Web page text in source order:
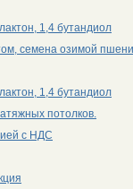
1,4 бутандиол
семена озимой
1,4 бутандиол
потолков.
с НДС